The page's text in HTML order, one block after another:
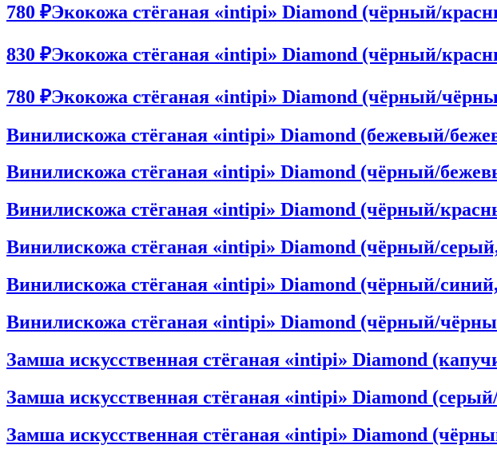
780 ₽Экокожа стёганая «intipi» Diamond (чёрный/
830 ₽Экокожа стёганая «intipi» Diamond (чёрный/
780 ₽Экокожа стёганая «intipi» Diamond (чёрный/
Винилискожа стёганая «intipi» Diamond (бежевый/
Винилискожа стёганая «intipi» Diamond (чёрный/
Винилискожа стёганая «intipi» Diamond (чёрный/
Винилискожа стёганая «intipi» Diamond (чёрный/
Винилискожа стёганая «intipi» Diamond (чёрный/
Винилискожа стёганая «intipi» Diamond (чёрный/
Замша искусственная стёганая «intipi» Diamond
Замша искусственная стёганая «intipi» Diamond
Замша искусственная стёганая «intipi» Diamond